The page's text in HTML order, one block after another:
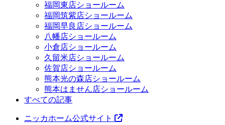
福岡東店ショールーム
福岡筑紫店ショールーム
福岡早良店ショールーム
八幡店ショールーム
小倉店ショールーム
久留米店ショールーム
佐賀店ショールーム
熊本光の森店ショールーム
熊本はません店ショールーム
すべての記事
ニッカホーム公式サイト